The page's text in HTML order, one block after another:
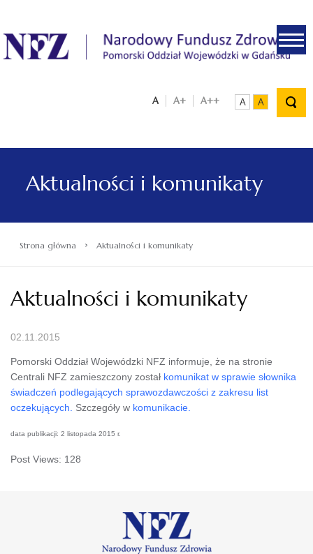
.
A A+ A++ A A
Aktualności i komunikaty
Strona główna › Aktualności i komunikaty
Aktualności i komunikaty
02.11.2015
Pomorski Oddział Wojewódzki NFZ informuje, że na stronie
Centrali NFZ zamieszczony został komunikat w sprawie słownika
świadczeń podlegających sprawozdawczości z zakresu list
oczekujących.
Szczegóły w komunikacie.
data publikacji: 2 listopada 2015 r.
Post Views: 128